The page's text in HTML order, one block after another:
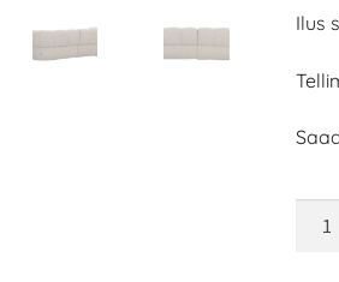
Ilus